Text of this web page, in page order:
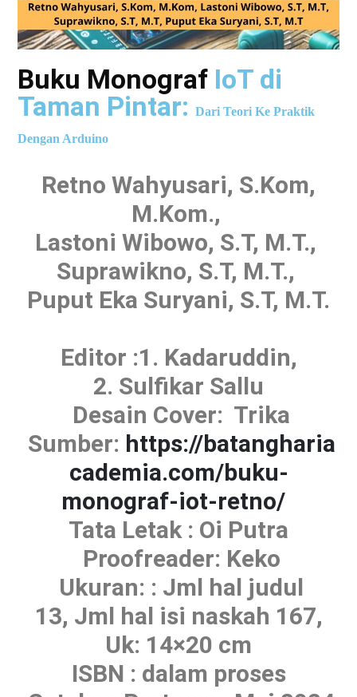
Buku Monograf IoT di
Taman Pintar: Dari Teori Ke Praktik
Dengan Arduino
Retno Wahyusari, S.Kom,
M.Kom.,
Lastoni Wibowo, S.T, M.T.,
Suprawikno, S.T, M.T.,
Puput Eka Suryani, S.T, M.T.
Editor :1. Kadaruddin,
2. Sulfikar Sallu
Desain Cover: Trika
Sumber: https://batangharia
cademia.com/buku-
monograf-iot-retno/
Tata Letak : Oi Putra
Proofreader: Keko
Ukuran: : Jml hal judul
13, Jml hal isi naskah 167,
Uk: 14×20 cm
ISBN : dalam proses